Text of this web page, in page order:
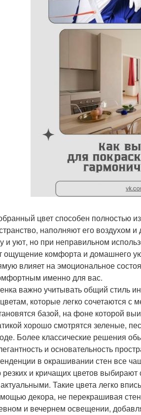
цвет способен полностью
наполняют его воздухом
и уют, но при неправильном
ощущение комфорта и домашнего
влияет на эмоциональное
именно для вас.
важно учитывать общий стиль
которые легко сочетаются
базой, на фоне которой
хорошо смотрятся зеленые,
Более классические решения
и основательность
в окрашивании стен все
резких и кричащих цветов
Такие цвета легко
декора, не перекрашивая
и вечернем освещении,